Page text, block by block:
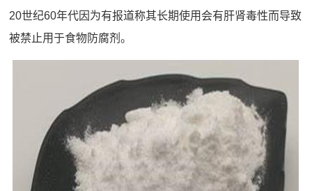
20世纪60年代因为有报道称其长期使用会有肝肾毒性而导致
被禁止用于食物防腐剂。